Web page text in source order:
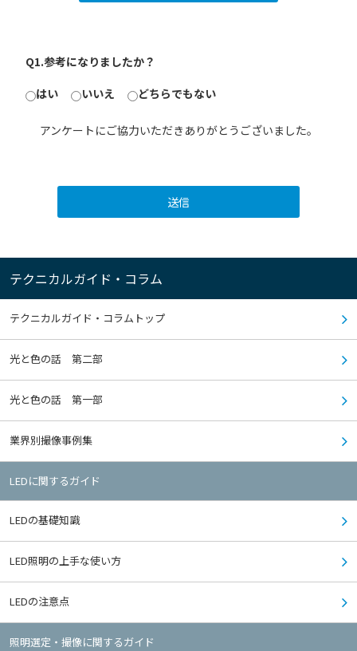
Q1.参考になりましたか？
はい
いいえ どちらでもない
アンケートにご協力いただきありがとうございました。
送信
テクニカルガイド・コラム
テクニカルガイド・コラムトップ
光と色の話 第二部
光と色の話 第一部
業界別撮像事例集
LEDに関するガイド
LEDの基礎知識
LED照明の上手な使い方
LEDの注意点
照明選定・撮像に関するガイド